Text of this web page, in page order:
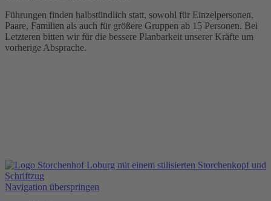
Führungen finden halbstündlich statt, sowohl für Einzelpersonen,
Paare, Familien als auch für größere Gruppen ab 15 Personen. Bei
Letzteren bitten wir für die bessere Planbarkeit unserer Kräfte um
vorherige Absprache.
Navigation überspringen